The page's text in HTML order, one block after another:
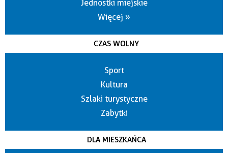
Jednostki miejskie
Więcej »
CZAS WOLNY
Sport
Kultura
Szlaki turystyczne
Zabytki
DLA MIESZKAŃCA